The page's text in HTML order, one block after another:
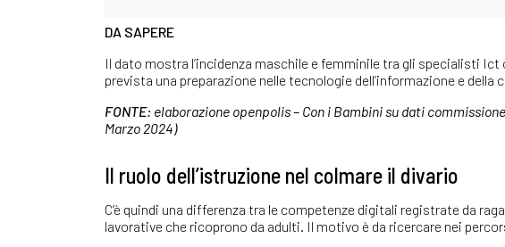
DA SAPERE
Il dato mostra l’incidenza maschile e femminile tra gli specialisti
prevista una preparazione nelle tecnologie dell’informazione e della
FONTE: elaborazione openpolis – Con i Bambini su dati
Marzo 2024)
Il ruolo dell’istruzione nel colmare il divario
C’è quindi una differenza tra le competenze digitali registrate da
lavorative che ricoprono da adulti. Il motivo è da ricercare nei